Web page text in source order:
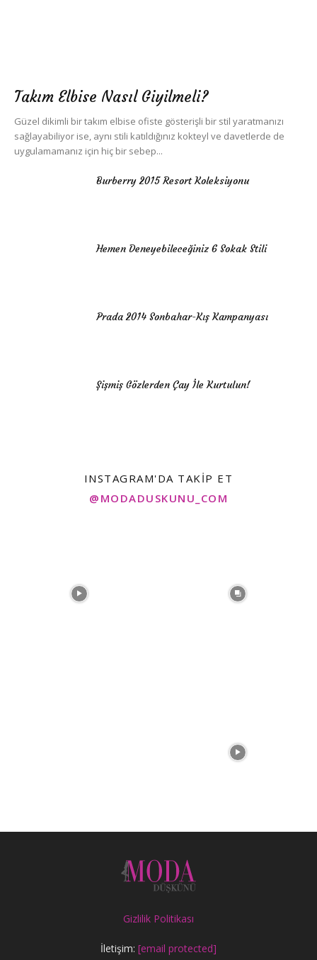
Takım Elbise Nasıl Giyilmeli?
Güzel dikimli bir takım elbise ofiste gösterişli bir stil yaratmanızı
sağlayabiliyor ise, aynı stili katıldığınız kokteyl ve davetlerde de
uygulamamanız için hiç bir sebep...
Burberry 2015 Resort Koleksiyonu
Hemen Deneyebileceğiniz 6 Sokak Stili
Prada 2014 Sonbahar-Kış Kampanyası
Şişmiş Gözlerden Çay İle Kurtulun!
INSTAGRAM'DA TAKIP ET
@MODADUSKUNU_COM
Gizlilik Politikası
İletişim: [email protected]